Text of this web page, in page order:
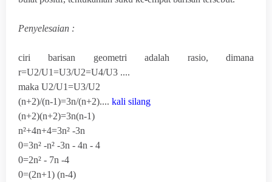
Penyelesaian :
ciri barisan geometri adalah rasio, dimana
r=U2/U1=U3/U2=U4/U3 ....
maka U2/U1=U3/U2
(n+2)/(n-1)=3n/(n+2).... kali silang
(n+2)(n+2)=3n(n-1)
n²+4n+4=3n² -3n
0=3n² -n² -3n - 4n - 4
0=2n² - 7n -4
0=(2n+1) (n-4)